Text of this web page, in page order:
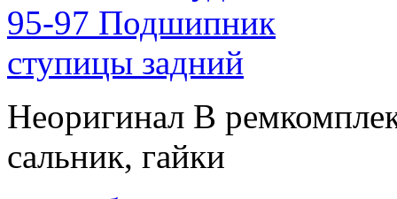
Неоригинал В
сальник, гайки